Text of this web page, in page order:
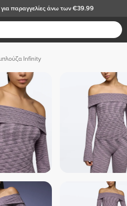
για παραγγελίες άνω των €39.99
Infinity